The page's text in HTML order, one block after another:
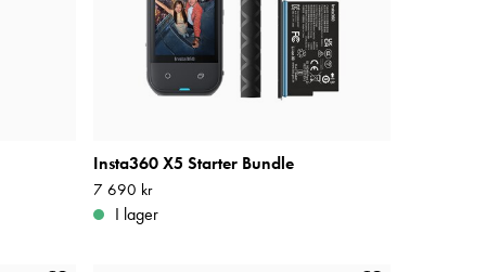
Insta360 X5 Starter Bundle
Pris:7 690 kr
7 690 kr
I lager